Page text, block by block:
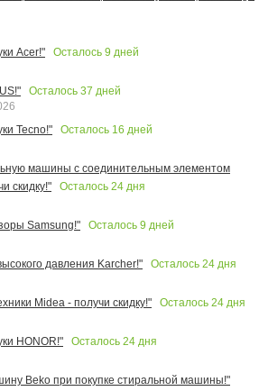
Acer!"
Осталось 9 дней
Осталось 37 дней
Tecno!"
Осталось 16 дней
машины с соединительным элементом
скидку!"
Осталось 24 дня
Samsung!"
Осталось 9 дней
давления Karcher!"
Осталось 24 дня
Midea - получи скидку!"
Осталось 24 дня
HONOR!"
Осталось 24 дня
Beko при покупке стиральной машины!"